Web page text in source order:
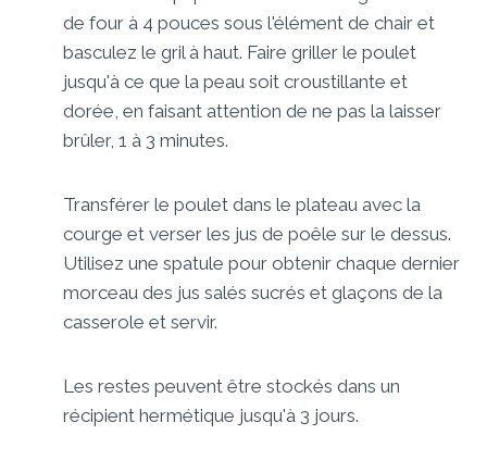
de four à 4 pouces sous l'élément de chair et
basculez le gril à haut. Faire griller le poulet
jusqu'à ce que la peau soit croustillante et
dorée, en faisant attention de ne pas la laisser
brûler, 1 à 3 minutes.
Transférer le poulet dans le plateau avec la
courge et verser les jus de poêle sur le dessus.
Utilisez une spatule pour obtenir chaque dernier
morceau des jus salés sucrés et glaçons de la
casserole et servir.
Les restes peuvent être stockés dans un
récipient hermétique jusqu'à 3 jours.